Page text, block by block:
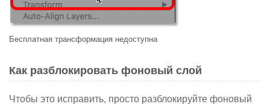
Бесплатная трансформация недоступна
Как разблокировать фоновый слой
Чтобы это исправить, просто разблокируйте фоновый